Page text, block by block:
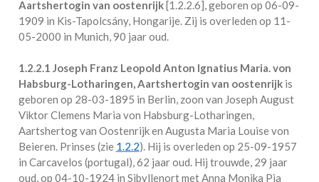
Aartshertogin van oostenrijk[1.2.2.6], geboren op 06-09-
1909 in Kis-Tapolcsány, Hongarije. Zij is overleden op 11-
05-2000 in Munich, 90 jaar oud.
1.2.2.1 Joseph Franz Leopold Anton Ignatius Maria. von
Habsburg-Lotharingen, Aartshertogin van oostenrijkis
geboren op 28-03-1895 in Berlin, zoon van Joseph August
Viktor Clemens Maria von Habsburg-Lotharingen,
Aartshertog van Oostenrijk en Augusta Maria Louise von
Beieren. Prinses (zie 1.2.2). Hij is overleden op 25-09-1957
in Carcavelos (portugal), 62 jaar oud. Hij trouwde, 29 jaar
oud, op 04-10-1924 in SibyllenortmetAnna Monika Pia